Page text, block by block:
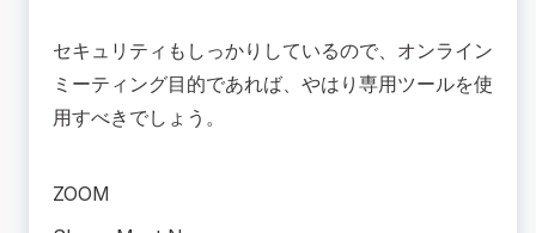
セキュリティもしっかりしているので、オンライン
ミーティング目的であれば、やはり専用ツールを使
用すべきでしょう。
ZOOM